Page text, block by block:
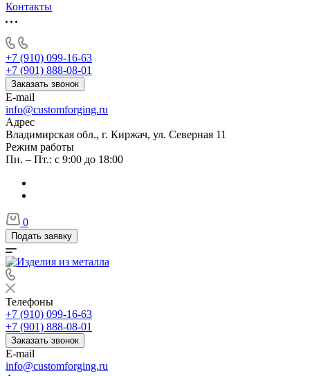
Контакты
+7 (910) 099-16-63
+7 (901) 888-08-01
Заказать звонок
E-mail
info@customforging.ru
Адрес
Владимирская обл., г. Киржач, ул. Северная 11
Режим работы
Пн. – Пт.: с 9:00 до 18:00
0
Подать заявку
Телефоны
+7 (910) 099-16-63
+7 (901) 888-08-01
Заказать звонок
E-mail
info@customforging.ru